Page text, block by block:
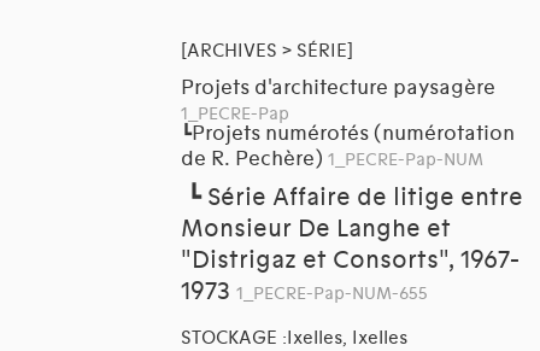
[ARCHIVES > SÉRIE]
Projets d'architecture paysagère
1_PECRE-Pap
┗Projets numérotés (numérotation
de R. Pechère) 1_PECRE-Pap-NUM
┗ Série Affaire de litige entre
Monsieur De Langhe et
"Distrigaz et Consorts", 1967-
1973 1_PECRE-Pap-NUM-655
STOCKAGE :Ixelles, Ixelles